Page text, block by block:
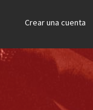
Crear una cuenta